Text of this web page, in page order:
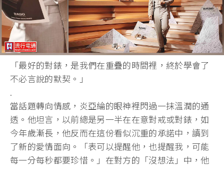
「最好的對錶，是我們在重疊的時間裡，終於學會了
不必言說的默契。」
.
當話題轉向情感，炎亞綸的眼神裡閃過一抹溫潤的通
透。他坦言，以前總是另一半在在意對戒或對錶，如
今年歲漸長，他反而在這份看似沉重的承諾中，讀到
了新的愛情面向。「表可以提醒他，也提醒我，可能
每一分每秒都要珍惜。」在對方的「沒想法」中，他